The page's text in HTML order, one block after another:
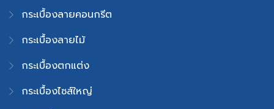
กระเบื้องลายคอนกรีต
กระเบื้องลายไม้
กระเบื้องตกแต่ง
กระเบื้องไซส์ใหญ่